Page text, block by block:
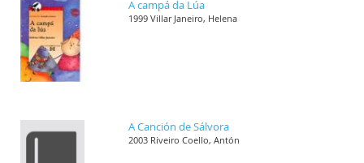
A campá da Lúa
1999 Villar Janeiro, Helena
A Canción de Sálvora
2003 Riveiro Coello, Antón